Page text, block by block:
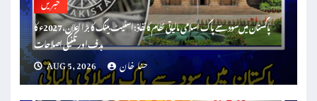
پاکستان میں سود سے پاک اسلامی مالیاتی نظام کا نفاذ: اسٹیٹ بینک کا بڑا اعلان، 2027ء کا
ہدف اور تکنیکی اصلاحات
AUG 5, 2026
حنا خان